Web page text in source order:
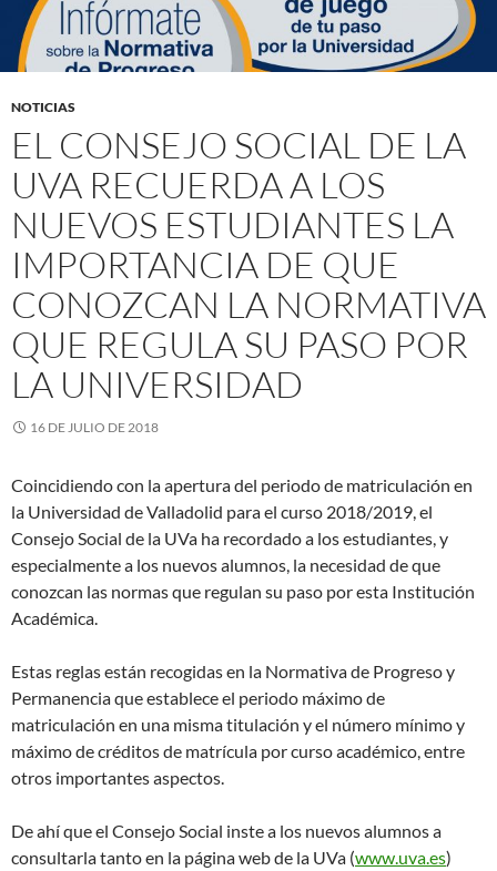
NOTICIAS
EL CONSEJO SOCIAL DE LA
UVA RECUERDA A LOS
NUEVOS ESTUDIANTES LA
IMPORTANCIA DE QUE
CONOZCAN LA NORMATIVA
QUE REGULA SU PASO POR
LA UNIVERSIDAD
16 DE JULIO DE 2018
Coincidiendo con la apertura del periodo de matriculación en
la Universidad de Valladolid para el curso 2018/2019, el
Consejo Social de la UVa ha recordado a los estudiantes, y
especialmente a los nuevos alumnos, la necesidad de que
conozcan las normas que regulan su paso por esta Institución
Académica.
Estas reglas están recogidas en la Normativa de Progreso y
Permanencia que establece el periodo máximo de
matriculación en una misma titulación y el número mínimo y
máximo de créditos de matrícula por curso académico, entre
otros importantes aspectos.
De ahí que el Consejo Social inste a los nuevos alumnos a
consultarla tanto en la página web de la UVa (www.uva.es)